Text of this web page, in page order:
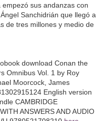
sus andanzas con
Sanchidrián que llegó a
de tres millones y medio de
download Conan the
Omnibus Vol. 1 by Roy
Moorcock, James
English version
CAMBRIDGE
ANSWERS AND AUDIO